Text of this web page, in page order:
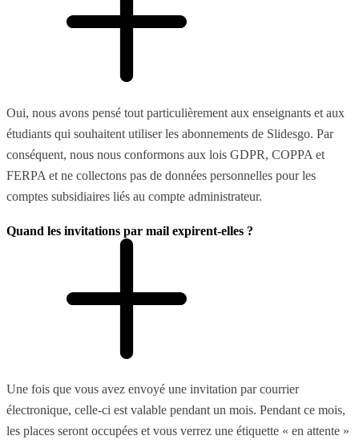
Oui, nous avons pensé tout particulièrement aux enseignants et aux
étudiants qui souhaitent utiliser les abonnements de Slidesgo. Par
conséquent, nous nous conformons aux lois GDPR, COPPA et
FERPA et ne collectons pas de données personnelles pour les
comptes subsidiaires liés au compte administrateur.
Quand les invitations par mail expirent-elles ?
Une fois que vous avez envoyé une invitation par courrier
électronique, celle-ci est valable pendant un mois. Pendant ce mois,
les places seront occupées et vous verrez une étiquette « en attente »